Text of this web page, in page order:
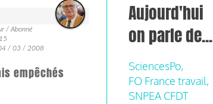
/ Abonné
/ 03 / 2008
empêchés
Aujourd'hui
on parle de...
SciencesPo,
FO France travail,
SNPEA CFDT